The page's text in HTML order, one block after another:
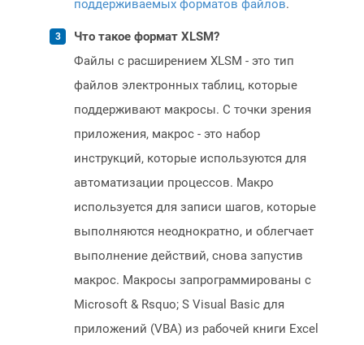
поддерживаемых форматов файлов.
Что такое формат XLSM?
Файлы с расширением XLSM - это тип
файлов электронных таблиц, которые
поддерживают макросы. С точки зрения
приложения, макрос - это набор
инструкций, которые используются для
автоматизации процессов. Макро
используется для записи шагов, которые
выполняются неоднократно, и облегчает
выполнение действий, снова запустив
макрос. Макросы запрограммированы с
Microsoft & Rsquo; S Visual Basic для
приложений (VBA) из рабочей книги Excel